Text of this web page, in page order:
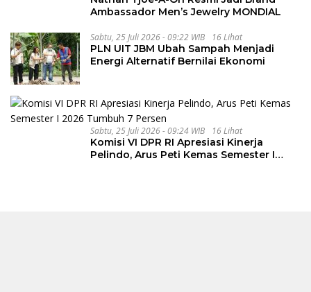
Ambassador Men’s Jewelry MONDIAL
Sabtu, 25 Juli 2026 - 09:22 WIB 16 Lihat
PLN UIT JBM Ubah Sampah Menjadi
Energi Alternatif Bernilai Ekonomi
Sabtu, 25 Juli 2026 - 09:24 WIB 16 Lihat
Komisi VI DPR RI Apresiasi Kinerja
Pelindo, Arus Peti Kemas Semester I